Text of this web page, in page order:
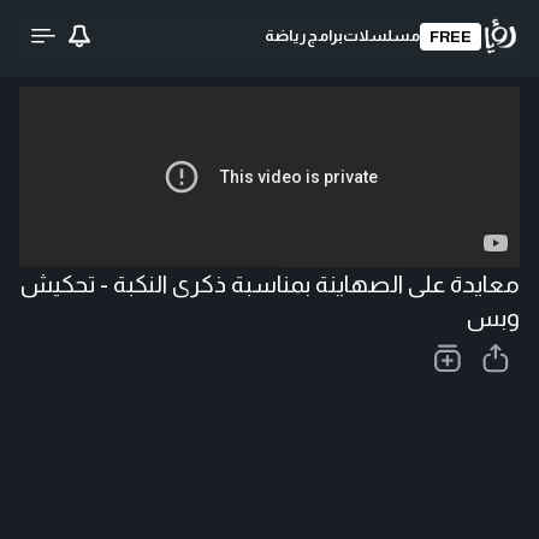
FREE مسلسلاتبرامج رياضة
معايدة على الصهاينة بمناسبة ذكرى النكبة - تحكيش
وبس